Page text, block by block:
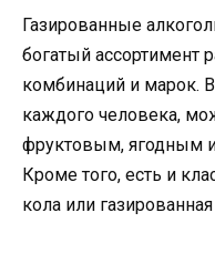
Газированные
богатый ассортимент
комбинаций и марок.
каждого человека,
фруктовым, ягодным
Кроме того, есть и
кола или